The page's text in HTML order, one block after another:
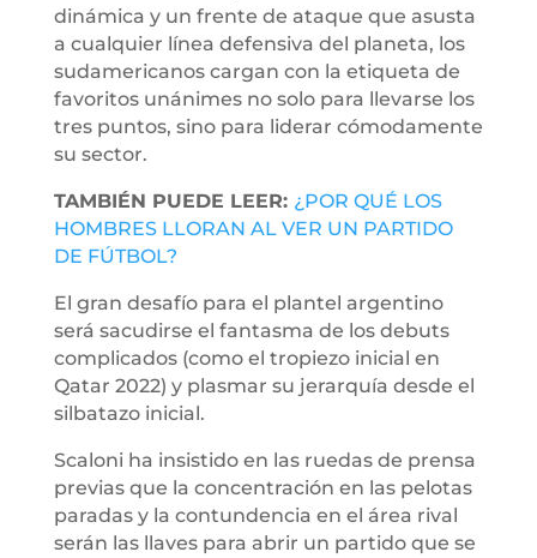
dinámica y un frente de ataque que asusta
a cualquier línea defensiva del planeta, los
sudamericanos cargan con la etiqueta de
favoritos unánimes no solo para llevarse los
tres puntos, sino para liderar cómodamente
su sector.
TAMBIÉN PUEDE LEER: ¿POR QUÉ LOS
HOMBRES LLORAN AL VER UN PARTIDO
DE FÚTBOL?
El gran desafío para el plantel argentino
será sacudirse el fantasma de los debuts
complicados (como el tropiezo inicial en
Qatar 2022) y plasmar su jerarquía desde el
silbatazo inicial.
Scaloni ha insistido en las ruedas de prensa
previas que la concentración en las pelotas
paradas y la contundencia en el área rival
serán las llaves para abrir un partido que se